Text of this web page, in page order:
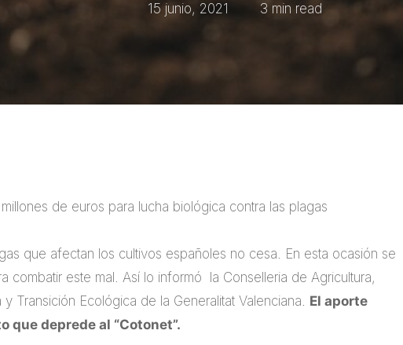
15 junio, 2021 3 min read
de euros para lucha biológica contra las plagas
que afectan los cultivos españoles no cesa. En esta ocasión se
combatir este mal. Así lo informó la Conselleria de Agricultura,
Transición Ecológica de la Generalitat Valenciana. El aporte
deprede al “Cotonet”.